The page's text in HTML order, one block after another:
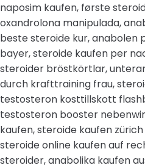
naposim kaufen, første
oxandrolona manipulada,
beste steroide kur, anabolen
bayer, steroide kaufen per
steroider bröstkörtlar,
durch krafttraining frau,
testosteron kosttillskott
testosteron booster
kaufen, steroide kaufen
steroide online kaufen auf
steroider, anabolika kaufen